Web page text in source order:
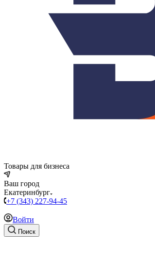
Товары для бизнеса
Ваш город
Екатеринбург
+7 (343) 227-94-45
Войти
Поиск